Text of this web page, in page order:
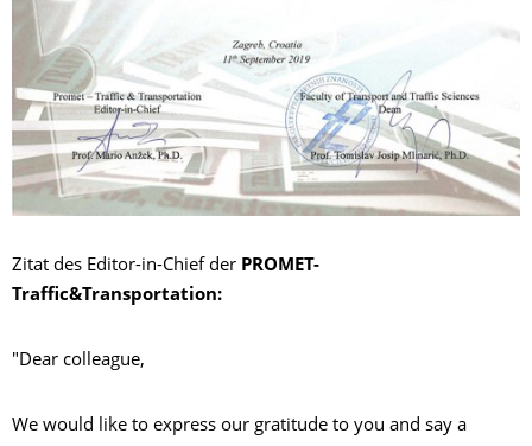
Zitat des Editor-in-Chief der PROMET-
Traffic&Transportation:
"Dear colleague,
We would like to express our gratitude to you and say a